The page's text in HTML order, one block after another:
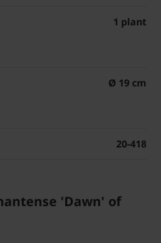
1 plant
Ø 19 cm
20-418
'Dawn' of